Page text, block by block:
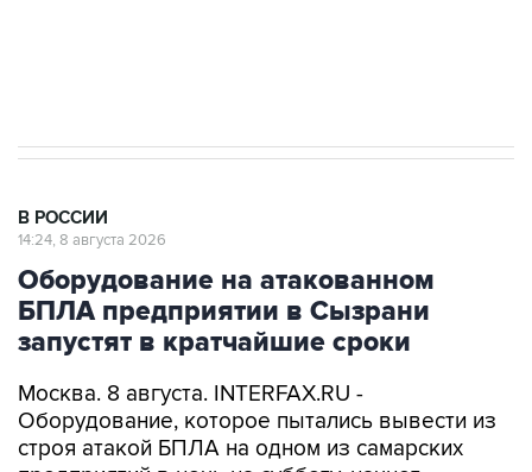
В РОССИИ
14:24, 8 августа 2026
Оборудование на атакованном
БПЛА предприятии в Сызрани
запустят в кратчайшие сроки
Москва. 8 августа. INTERFAX.RU -
Оборудование, которое пытались вывести из
строя атакой БПЛА на одном из самарских